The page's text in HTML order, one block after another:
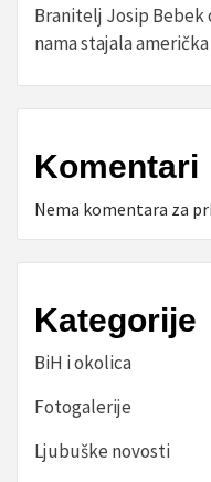
Branitelj Josip Bebek
nama stajala
Komentari
Nema komentara za
Kategorije
BiH i okolica
Fotogalerije
Ljubuške novosti